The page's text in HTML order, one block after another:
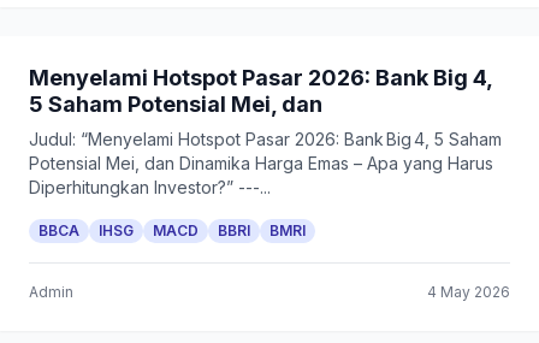
Menyelami Hotspot Pasar 2026: Bank Big 4,
5 Saham Potensial Mei, dan
Judul: “Menyelami Hotspot Pasar 2026: Bank Big 4, 5 Saham
Potensial Mei, dan Dinamika Harga Emas – Apa yang Harus
Diperhitungkan Investor?” ---...
BBCA IHSG MACD BBRI BMRI
Admin 4 May 2026